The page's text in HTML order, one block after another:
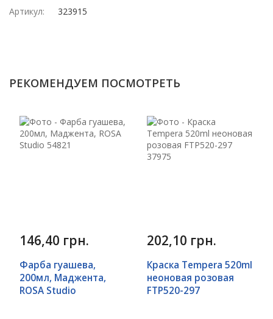
Артикул: 323915
РЕКОМЕНДУЕМ ПОСМОТРЕТЬ
146,40 грн.
Фарба гуашева,
200мл, Маджента,
ROSA Studio
202,10 грн.
Краска Tempera 520ml
неоновая розовая
FTP520-297